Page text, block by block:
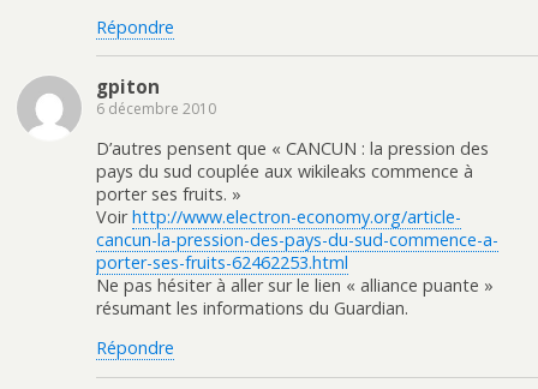
Répondre
gpiton
6 décembre 2010
D’autres pensent que « CANCUN : la pression des
pays du sud couplée aux wikileaks commence à
porter ses fruits. »
Voirhttp://www.electron-economy.org/article-
cancun-la-pression-des-pays-du-sud-commence-a-
porter-ses-fruits-62462253.html
Ne pas hésiter à aller sur le lien « alliance puante »
résumant les informations du Guardian.
Répondre